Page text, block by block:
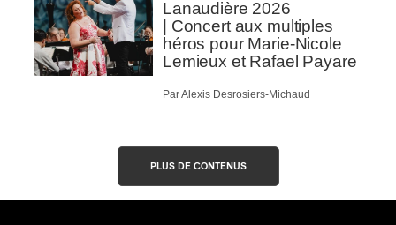
Lanaudière 2026
| Concert aux multiples
héros pour Marie-Nicole
Lemieux et Rafael Payare
Par Alexis Desrosiers-Michaud
PLUS DE CONTENUS